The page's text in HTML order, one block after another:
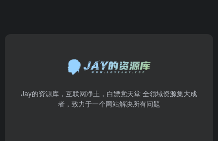
Jay的资源库，互联网净土，白嫖党天堂 全领域资源集大成
者，致力于一个网站解决所有问题